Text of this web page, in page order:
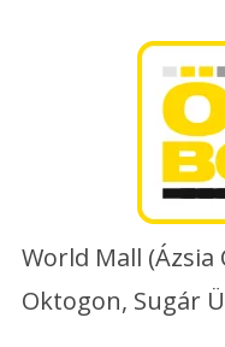
World Mall
Oktogon, Sugár